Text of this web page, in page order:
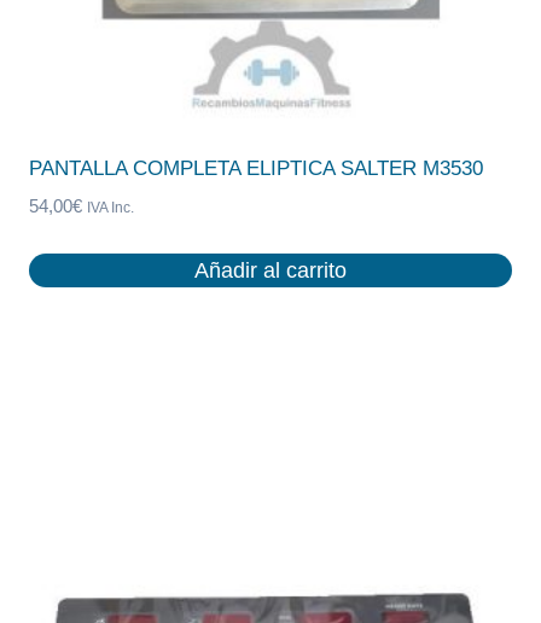
PANTALLA COMPLETA ELIPTICA SALTER M3530
54,00€ IVA Inc.
Añadir al carrito